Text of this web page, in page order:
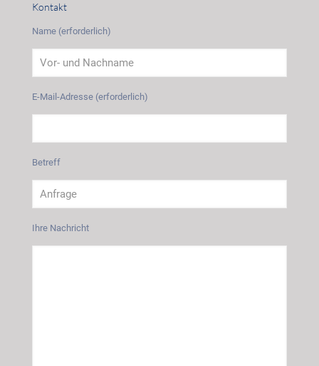
Kontakt
Name (erforderlich)
E-Mail-Adresse (erforderlich)
Betreff
Ihre Nachricht